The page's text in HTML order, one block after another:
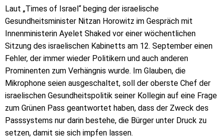
Laut „Times of Israel“ beging der israelische
Gesundheitsminister Nitzan Horowitz im Gespräch mit
Innenministerin Ayelet Shaked vor einer wöchentlichen
Sitzung des israelischen Kabinetts am 12. September einen
Fehler, der immer wieder Politikern und auch anderen
Prominenten zum Verhängnis wurde. Im Glauben, die
Mikrophone seien ausgeschaltet, soll der oberste Chef der
israelischen Gesundheitspolitik seiner Kollegin auf eine Frage
zum Grünen Pass geantwortet haben, dass der Zweck des
Passsystems nur darin bestehe, die Bürger unter Druck zu
setzen, damit sie sich impfen lassen.